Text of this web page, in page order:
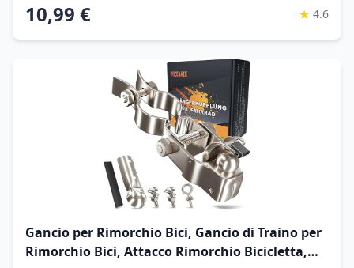
10,99 € ★ 4.6
Gancio per Rimorchio Bici, Gancio di Traino per
Rimorchio Bici, Attacco Rimorchio Bicicletta,